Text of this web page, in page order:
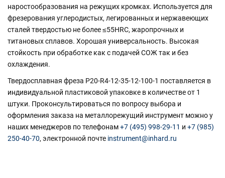
наростообразования на режущих кромках. Используется для
фрезерования углеродистых, легированных и нержавеющих
сталей твердостью не более ≤55HRC, жаропрочных и
титановых сплавов. Хорошая универсальность. Высокая
стойкость при обработке как с подачей СОЖ так и без
охлаждения.
Твердосплавная фреза P20-R4-12-35-12-100-1 поставляется в
индивидуальной пластиковой упаковке в количестве от 1
штуки. Проконсультироваться по вопросу выбора и
оформления заказа на металлорежущий инструмент можно у
наших менеджеров по телефонам+7 (495) 998-29-11 и +7 (985)
250-40-70, электронной почте instrument@inhard.ru